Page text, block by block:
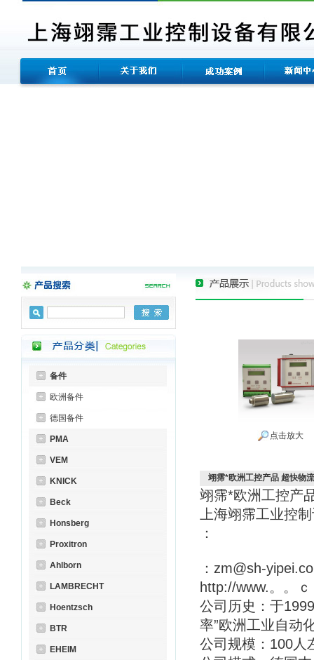
备件
欧洲备件
德国备件
PMA
VEM
KNICK
Beck
Honsberg
Proxitron
Ahlborn
LAMBRECHT
Hoentzsch
BTR
EHEIM
点击放大
翊霈*欧洲工控产品 超快物
翊霈*欧洲工控
上海翊霈工业
：
：zm@sh-
http://www.。。
公司历史：于
率”欧洲工业自动
公司规模：100人